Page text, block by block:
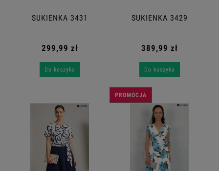
SUKIENKA 3431
299,99 zł
Do koszyka
SUKIENKA 3429
389,99 zł
Do koszyka
PROMOCJA